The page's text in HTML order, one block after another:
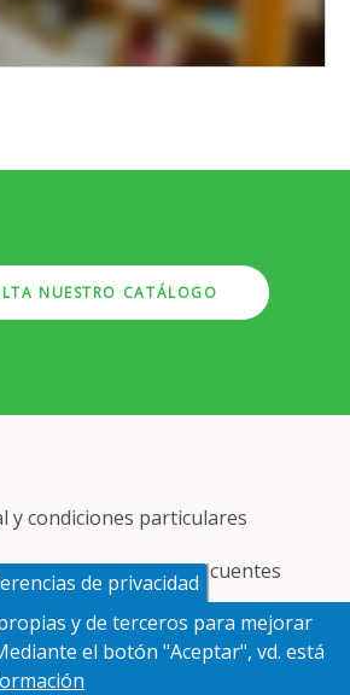
NUESTRO CATÁLOGO
y condiciones particulares
Preguntas frecuentes
de datos
de privacidad
y de terceros para mejorar
el botón "Aceptar", vd. está